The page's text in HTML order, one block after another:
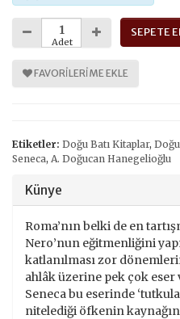
Adet
SEPETE
FAVORILERIME EKLE
Etiketler: Doğu Batı Kitaplar,
Seneca, A. Doğucan Hanegelioğlu
Künye
Roma’nın belki de en
Nero’nun eğitmenliğini
katlanılması zor
ahlâk üzerine pek çok
Seneca bu eserinde
nitelediği öfkenin